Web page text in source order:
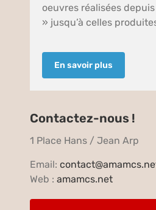
oeuvres réalisées
» jusqu’à celles
En savoir plus
Contactez-nous !
1 Place Hans / Jean Arp
Email:
Web :amamcs.net